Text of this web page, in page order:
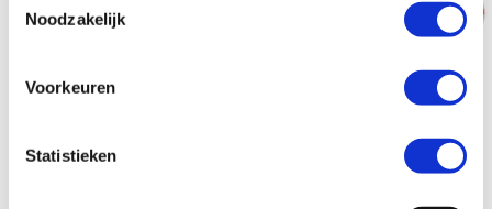
Noodzakelijk
Voorkeuren
Statistieken